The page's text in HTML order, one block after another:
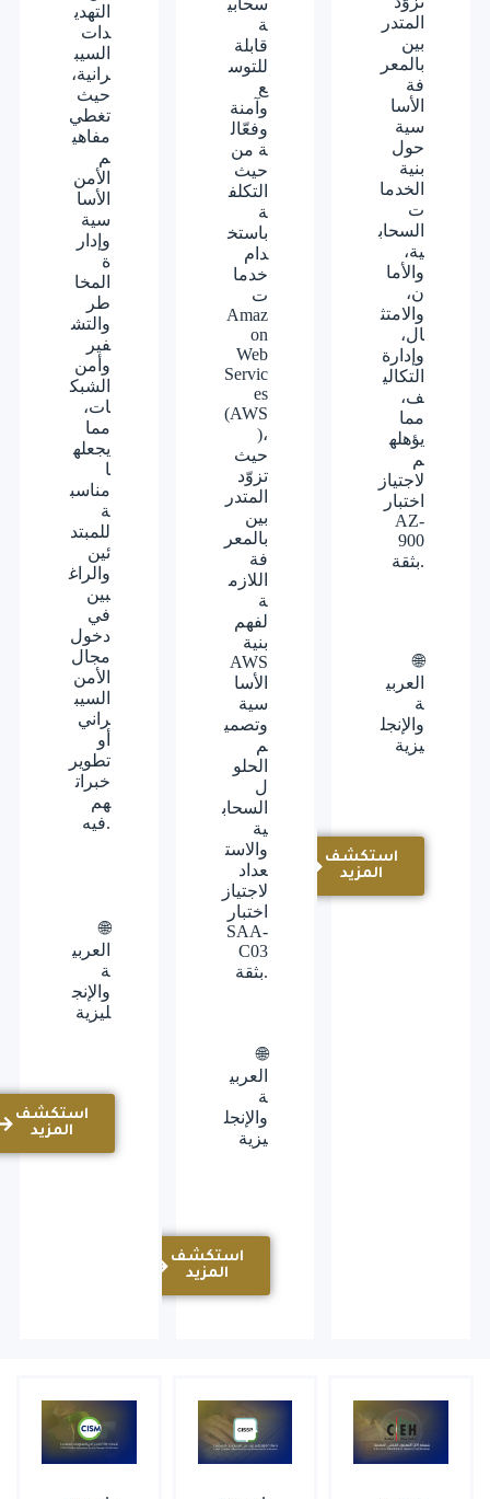
المتدر
بين
بالمعر
فة
الأسا
سية
حول
بنية
الخدما
ت
السحاب
ية،
والأما
ن،
والامتث
ال،
وإدارة
التكالي
ف،
مما
يؤهله
م
لاجتياز
اختبار
AZ-
900
بثقة.
🌐
العربي
ة
والإنجل
يزية
استكشف
المزيد
سحابي
ة
قابلة
للتوس
ع
وآمنة
وفعّال
ة من
حيث
التكلف
ة
باستخ
دام
خدما
ت
Amaz
on
Web
Servic
es
(AWS
)،
حيث
تزوّد
المتدر
بين
بالمعر
فة
اللازم
ة
لفهم
بنية
AWS
الأسا
سية
وتصمي
م
الحلو
ل
السحاب
ية
والاست
عداد
لاجتياز
اختبار
SAA-
C03
بثقة.
🌐
العربي
ة
والإنجل
يزية
استكشف
المزيد
التهدي
دات
السيب
رانية،
حيث
تغطي
مفاهي
م
الأمن
الأسا
سية
وإدار
ة
المخا
طر
والتش
فير
وأمن
الشبك
ات،
مما
يجعله
ا
مناسب
ة
للمبتد
ئين
والراغ
بين
في
دخول
مجال
الأمن
السيب
راني
أو
تطوير
خبرات
هم
فيه.
🌐
العربي
ة
والإنج
ليزية
استكشف
المزيد